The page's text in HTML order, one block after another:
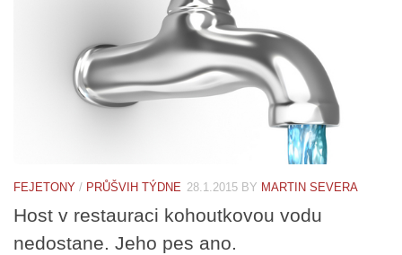
FEJETONY / PRŮŠVIH TÝDNE 28.1.2015 BY MARTIN SEVERA
Host v restauraci kohoutkovou vodu
nedostane. Jeho pes ano.